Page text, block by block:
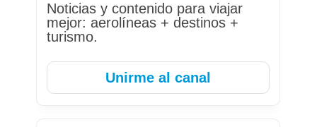
Noticias y contenido para viajar
mejor: aerolíneas + destinos +
turismo.
Unirme al canal